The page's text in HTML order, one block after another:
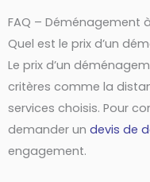
FAQ – Déménagement
Quel est le prix d’un
Le prix d’un
critères comme la
services choisis. Pour
demander un devis de
engagement.